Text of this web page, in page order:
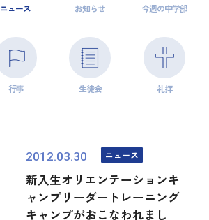
ニュース お知らせ 今週の中学部
行事 生徒会 礼拝
2012.03.30 ニュース
新入生オリエンテーションキ
ャンプリーダートレーニング
キャンプがおこなわれまし